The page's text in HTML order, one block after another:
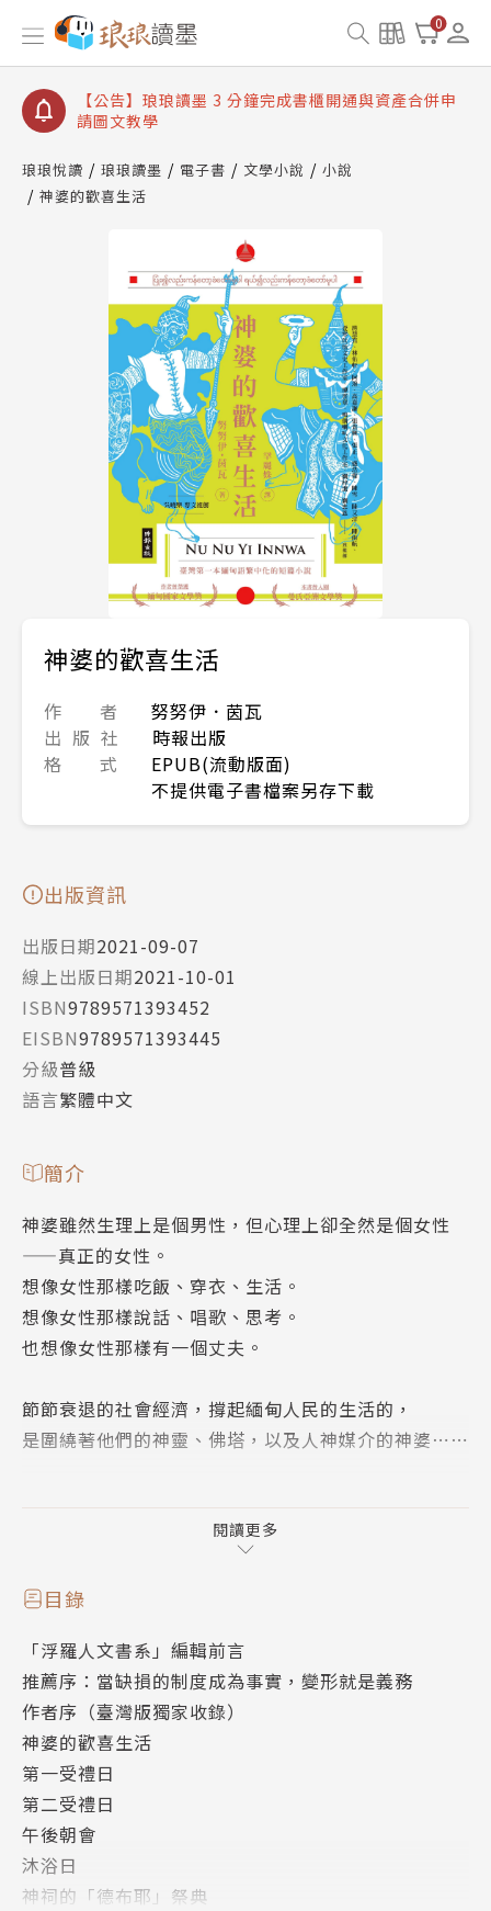
0
【公告】琅琅讀墨數位閱讀資產合併與書櫃開通申請
【公告】琅琅讀墨書櫃開通常見問題
【公告】琅琅讀墨 3 分鐘完成書櫃開通與資產合併申
請圖文教學
查詢
【公告】琅琅讀墨數位閱讀資產合併與書櫃開通申請
琅琅悅讀 琅琅讀墨 電子書 文學小說
小說
神婆的歡喜生活
神婆的歡喜生活
作 者
努努伊．茵瓦
出 版 社
時報出版
格 式
EPUB(流動版面)
不提供電子書檔案另存下載
出版資訊
出版日期2021-09-07
線上出版日期2021-10-01
ISBN9789571393452
EISBN9789571393445
分級普級
語言繁體中文
簡介
神婆雖然生理上是個男性，但心理上卻全然是個女性
——真正的女性。
想像女性那樣吃飯、穿衣、生活。
想像女性那樣說話、唱歌、思考。
也想像女性那樣有一個丈夫。
節節衰退的社會經濟，撐起緬甸人民的生活的，
是圍繞著他們的神靈、佛塔，以及人神媒介的神婆⋯⋯
那樣，瘋狂找著「德布耶」祭典的施主——這就是神婆
胸口的大石才能落地。
無論怎麼打，我始終都是偽娘霸西。
只有自己經歷過，才能明白這些事情。
小時候為了讓偽娘霸西轉變成男人霸西，父母和親戚們
誘哄著買給我一大堆長褲、夾克衣、小男生的玩具、手
槍等等東西。但我想要的，卻是洋裝、長裙、女生玩過
家家的秤、煮飯鍋、炒菜鍋等物品。大人們誘哄不了，
就會罵我、打我。但都沒有用。無論怎麼打，我始終都
是偽娘霸西。
閱讀更多
目錄
「浮羅人文書系」編輯前言
推薦序：當缺損的制度成為事實，變形就是義務
作者序（臺灣版獨家收錄）
神婆的歡喜生活
第一受禮日
第二受禮日
午後朝會
沐浴日
神祠的「德布耶」祭典